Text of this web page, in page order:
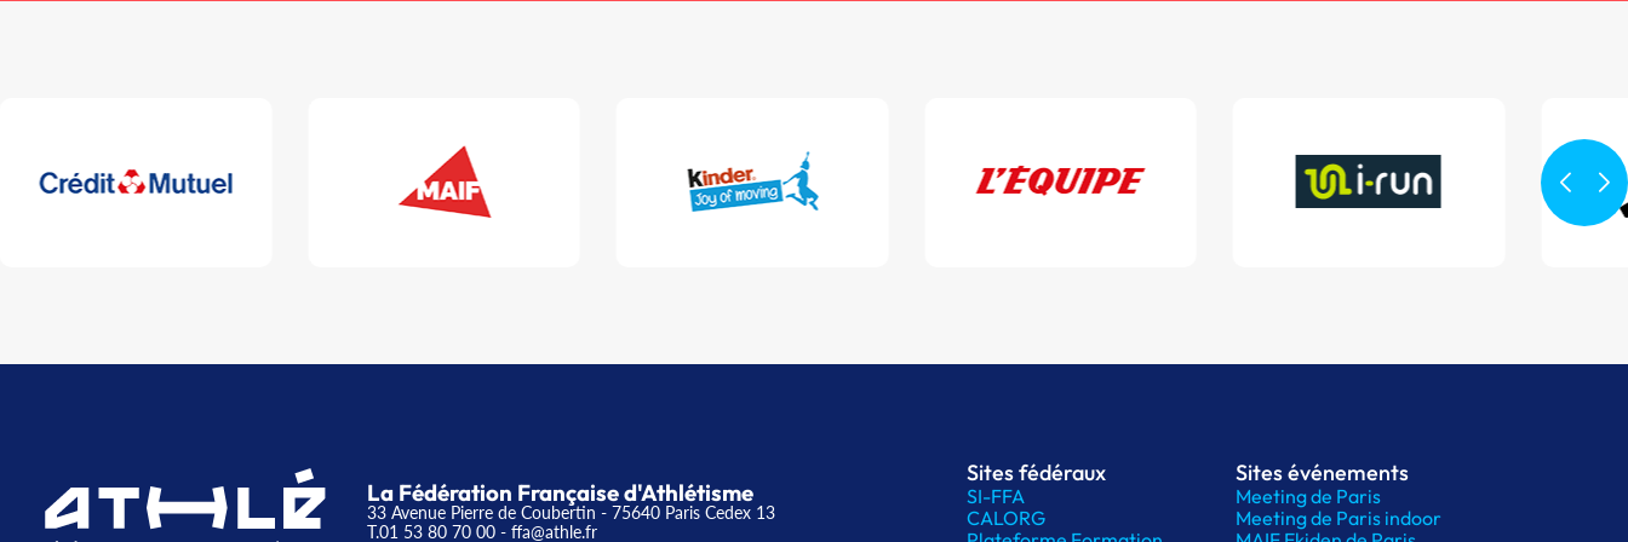
La Fédération Française d'Athlétisme
33 Avenue Pierre de Coubertin - 75640 Paris Cedex 13
T.01 53 80 70 00 - ffa@athle.fr
Sites fédéraux
SI-FFA
CALORG
Sites événements
Meeting de Paris
Meeting de Paris indoor